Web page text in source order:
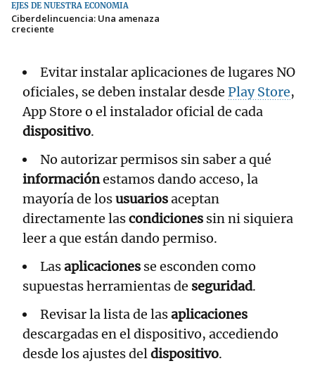
EJES DE NUESTRA ECONOMÍA
Ciberdelincuencia: Una amenaza
creciente
Evitar instalar aplicaciones de lugares NO
oficiales, se deben instalar desde Play Store,
App Store o el instalador oficial de cada
dispositivo.
No autorizar permisos sin saber a qué
informaciónestamos dando acceso, la
mayoría de losusuariosaceptan
directamente lascondiciones sin ni siquiera
leer a que están dando permiso.
Lasaplicaciones se esconden como
supuestas herramientas de seguridad.
Revisar la lista de lasaplicaciones
descargadas en el dispositivo, accediendo
desde los ajustes deldispositivo.